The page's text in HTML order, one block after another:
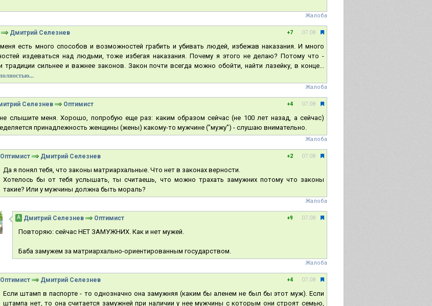
Жалоба
Дмитрий Селезнев 07.08
+7
есть много способов и возможностей грабить и убивать людей, избежав наказания. И много
издеваться над людьми, тоже избегая наказания. Почему я этого не делаю? Потому что -
традиции сильнее и важнее законов. Закон почти всегда можно обойти, найти лазейку, в конце...
Жалоба
Селезнев Оптимист 07.08
+4
слышите меня. Хорошо, попробую еще раз: каким образом сейчас (не 100 лет назад, а сейчас)
принадлежность женщины (жены) какому-то мужчине ("мужу") - слушаю внимательно.
Жалоба
Оптимист Дмитрий Селезнев 07.08
+2
Да я понял тебя, что законы матриархальные. Что нет в законах верности.
Хотелось бы от тебя услышать, ты считаешь, что можно трахать замужних потому что законы
такие? Или у мужчины должна быть мораль?
Жалоба
А Дмитрий Селезнев Оптимист 07.08
+9
Повторяю: сейчас НЕТ ЗАМУЖНИХ. Как и нет мужей.
Баба замужем за матриархально-ориентированным государством.
Жалоба
Оптимист Дмитрий Селезнев 07.08
+4
Если штамп в паспорте - то однозначно она замужняя (каким бы аленем не был бы этот муж). Если
штампа нет, то она считается замужней при наличии у нее мужчины с которым они строят семью,